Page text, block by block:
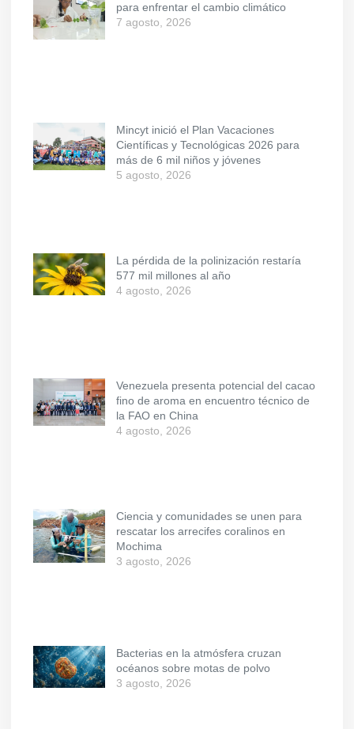
para enfrentar el cambio climático
7 agosto, 2026
Mincyt inició el Plan Vacaciones
Científicas y Tecnológicas 2026 para
más de 6 mil niños y jóvenes
5 agosto, 2026
La pérdida de la polinización restaría
577 mil millones al año
4 agosto, 2026
Venezuela presenta potencial del cacao
fino de aroma en encuentro técnico de
la FAO en China
4 agosto, 2026
Ciencia y comunidades se unen para
rescatar los arrecifes coralinos en
Mochima
3 agosto, 2026
Bacterias en la atmósfera cruzan
océanos sobre motas de polvo
3 agosto, 2026